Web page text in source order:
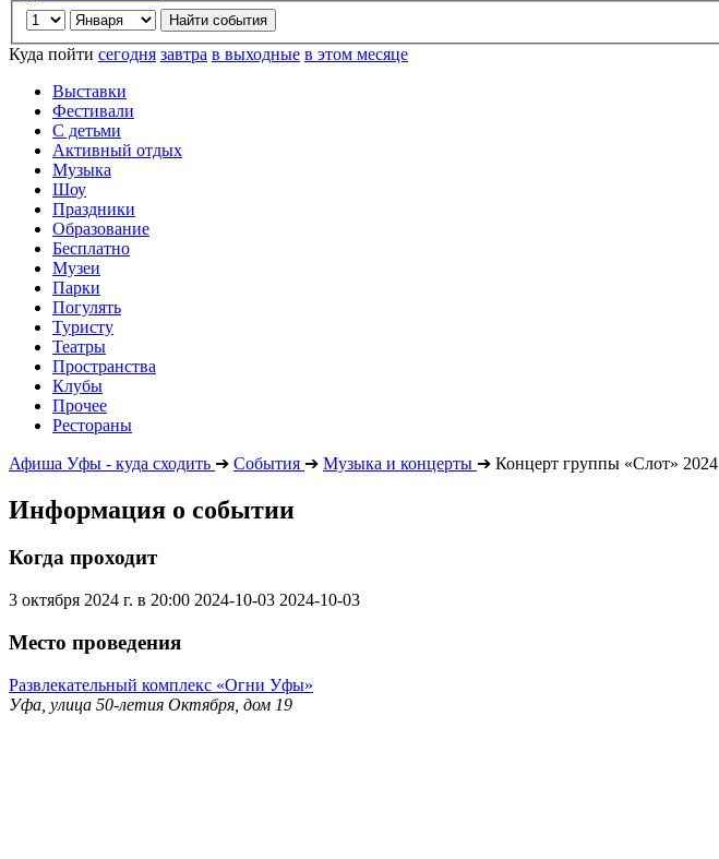
Куда пойти сегодня завтра в выходные в этом месяце
Выставки
Фестивали
С детьми
Активный отдых
Музыка
Шоу
Праздники
Образование
Бесплатно
Музеи
Парки
Погулять
Туристу
Театры
Пространства
Клубы
Прочее
Рестораны
Афиша Уфы - куда сходить ➔ События ➔ Музыка и концерты ➔ Концерт группы «Слот» 2024
Информация о событии
Когда проходит
3 октября 2024 г. в 20:00 2024-10-03 2024-10-03
Место проведения
Развлекательный комплекс «Огни Уфы»
Уфа, улица 50-летия Октября, дом 19